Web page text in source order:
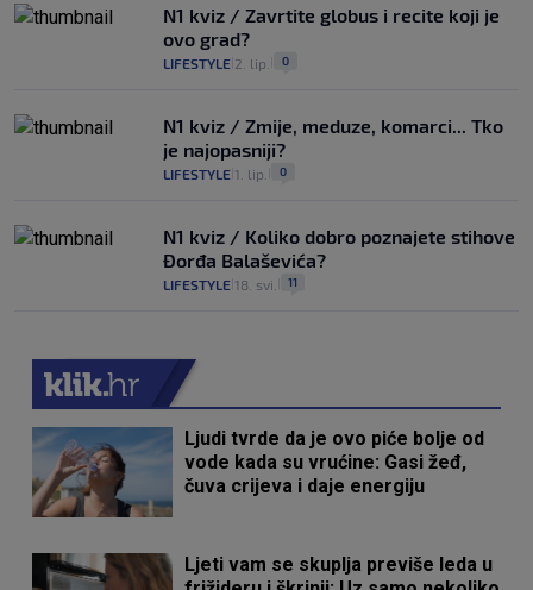
N1 kviz / Zavrtite globus i recite koji je
ovo grad?
LIFESTYLE 2. lip. 0
N1 kviz / Zmije, meduze, komarci... Tko
je najopasniji?
LIFESTYLE 1. lip. 0
N1 kviz / Koliko dobro poznajete stihove
Đorđa Balaševića?
LIFESTYLE 18. svi. 11
Ljudi tvrde da je ovo piće bolje od
vode kada su vrućine: Gasi žeđ,
čuva crijeva i daje energiju
Ljeti vam se skuplja previše leda u